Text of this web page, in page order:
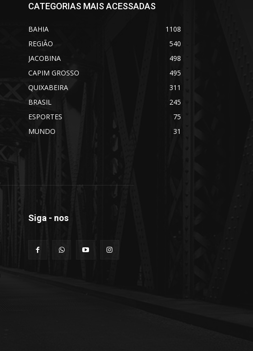
CATEGORIAS MAIS ACESSADAS
BAHIA
1108
REGIÃO
540
JACOBINA
498
CAPIM GROSSO
495
QUIXABEIRA
311
BRASIL
245
ESPORTES
75
MUNDO
31
Siga - nos